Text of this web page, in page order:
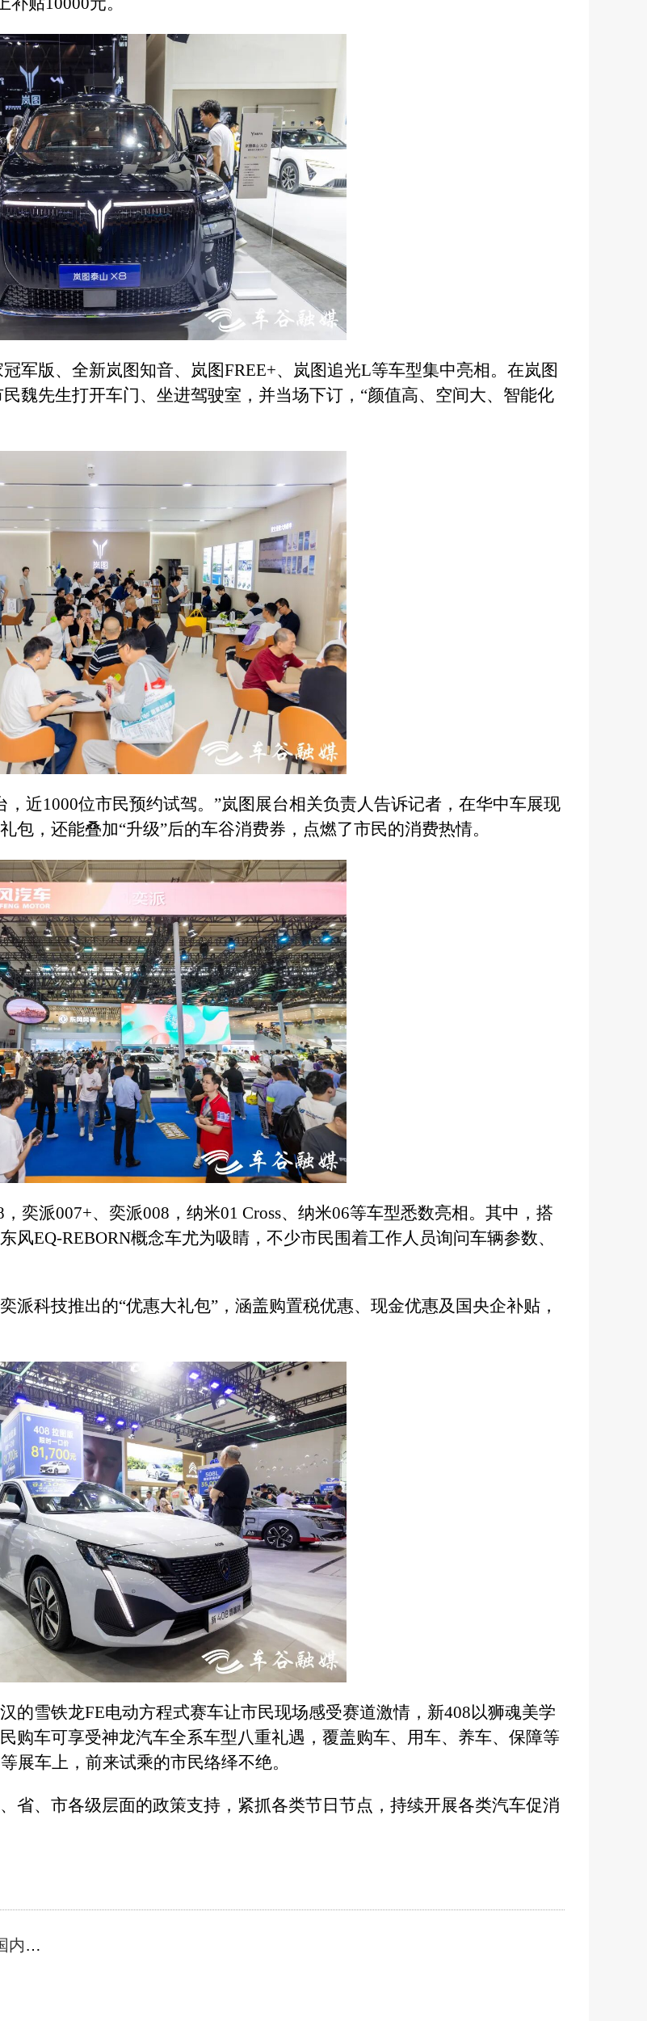
军版、全新岚图知音、岚图FREE+、岚图追光L等车型集中亮相。在岚图
魏先生打开车门、坐进驾驶室，并当场下订，“颜值高、空间大、智能化
近1000位市民预约试驾。”岚图展台相关负责人告诉记者，在华中车展现
，还能叠加“升级”后的车谷消费券，点燃了市民的消费热情。
奕派007+、奕派008，纳米01 Cross、纳米06等车型悉数亮相。其中，搭
EQ-REBORN概念车尤为吸睛，不少市民围着工作人员询问车辆参数、
派科技推出的“优惠大礼包”，涵盖购置税优惠、现金优惠及国央企补贴，
的雪铁龙FE电动方程式赛车让市民现场感受赛道激情，新408以狮魂美学
购车可享受神龙汽车全系车型八重礼遇，覆盖购车、用车、养车、保障等
展车上，前来试乘的市民络绎不绝。
省、市各级层面的政策支持，紧抓各类节日节点，持续开展各类汽车促消
上一篇： 取得三项重大进展及订单 鼎龙股份补齐国内高端CMP抛光液供给短板